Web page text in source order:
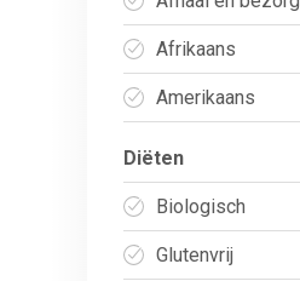
Afrikaans
Amerikaans
Diëten
Biologisch
Glutenvrij